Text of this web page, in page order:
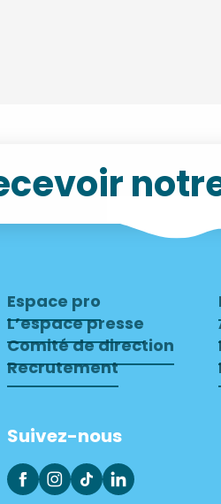
Espace pro
L’espace presse
Comité de direction
Recrutement
Suivez-nous